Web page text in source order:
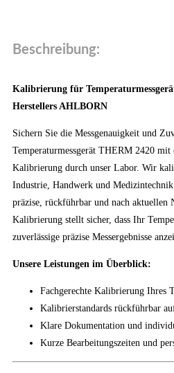
Beschreibung:
Kalibrierung für
Herstellers AHLBORN
Sichern Sie die Messgenauigkeit und
Temperaturmessgerät THERM 2420 mit
Kalibrierung durch unser Labor. Wir
Industrie, Handwerk und
präzise, rückführbar und nach aktuellen
Kalibrierung stellt sicher, dass Ihr
zuverlässige präzise Messergebnisse
Unsere Leistungen im Überblick:
Fachgerechte Kalibrierung
Kalibrierstandards rückführbar
Klare Dokumentation und
Kurze Bearbeitungszeiten und